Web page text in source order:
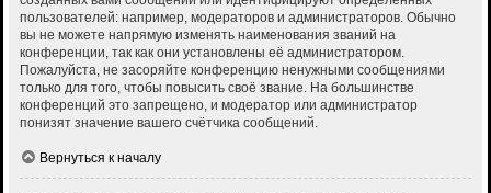
пользователей: например, модераторов и администраторов. Обычно
вы не можете напрямую изменять наименования званий на
конференции, так как они установлены её администратором.
Пожалуйста, не засоряйте конференцию ненужными сообщениями
только для того, чтобы повысить своё звание. На большинстве
конференций это запрещено, и модератор или администратор
понизят значение вашего счётчика сообщений.
Вернуться к началу